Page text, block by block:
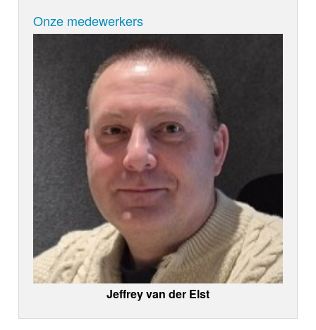
Onze medewerkers
Jeffrey van der Elst